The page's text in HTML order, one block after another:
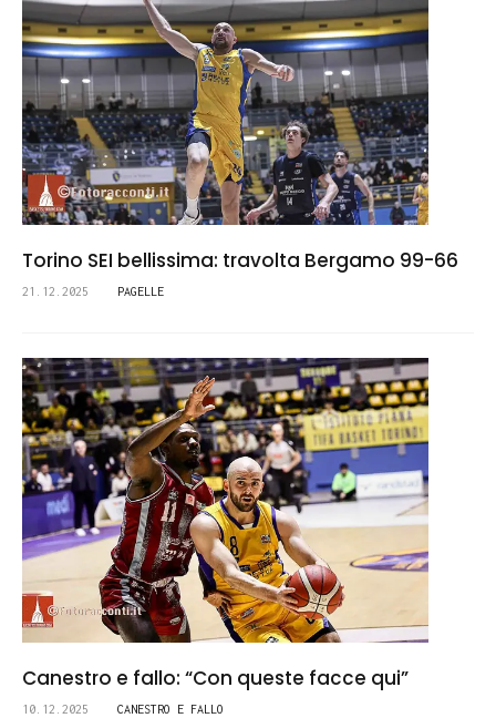
Torino SEI bellissima: travolta Bergamo 99-66
21.12.2025 PAGELLE
Canestro e fallo: “Con queste facce qui”
10.12.2025 CANESTRO E FALLO